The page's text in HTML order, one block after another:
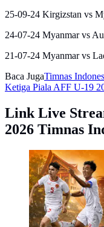
25-09-24 Kirgizstan vs
24-07-24 Myanmar vs
21-07-24 Myanmar vs
Baca JugaTimnas
Ketiga Piala AFF U-19
Link Live
2026 Timnas